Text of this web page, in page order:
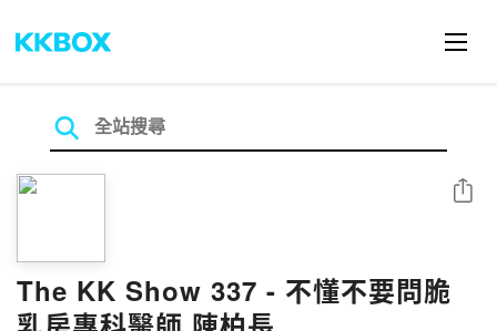
The KK Show 337 - 不懂不要問脆
分享